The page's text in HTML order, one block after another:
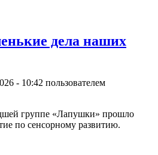
дела наших
- 10:42 пользователем
группе «Лапушки» прошло
по сенсорному развитию.